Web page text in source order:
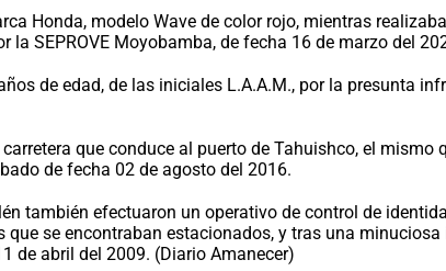
Honda, modelo Wave de color rojo, mientras
SEPROVE Moyobamba, de fecha 16 de marzo del
de edad, de las iniciales L.A.A.M., por la presunta
que conduce al puerto de Tahuishco, el
de fecha 02 de agosto del 2016.
también efectuaron un operativo de control de
se encontraban estacionados, y tras una
de abril del 2009. (Diario Amanecer)